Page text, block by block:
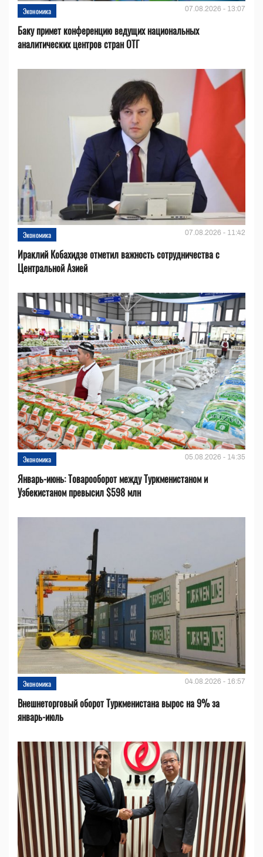
Экономика 07.08.2026 - 13:07
Баку примет конференцию ведущих национальных
аналитических центров стран ОТГ
Экономика 07.08.2026 - 11:42
Ираклий Кобахидзе отметил важность сотрудничества с
Центральной Азией
Экономика 05.08.2026 - 14:35
Январь-июнь: Товарооборот между Туркменистаном и
Узбекистаном превысил $598 млн
Экономика 04.08.2026 - 16:57
Внешнеторговый оборот Туркменистана вырос на 9% за
январь-июль